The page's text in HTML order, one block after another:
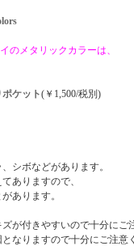
のメタリックカラーは、
ポケット(￥1,500/税別)
シボなどがあります。
ありますので、
あります。
が付きやすいので十分にご
なりますので十分にご注意